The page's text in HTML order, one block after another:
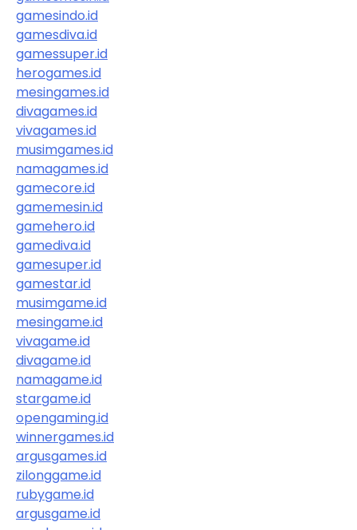
gamesindo.id
gamesdiva.id
gamessuper.id
herogames.id
mesingames.id
divagames.id
vivagames.id
musimgames.id
namagames.id
gamecore.id
gamemesin.id
gamehero.id
gamediva.id
gamesuper.id
gamestar.id
musimgame.id
mesingame.id
vivagame.id
divagame.id
namagame.id
stargame.id
opengaming.id
winnergames.id
argusgames.id
zilonggame.id
rubygame.id
argusgame.id